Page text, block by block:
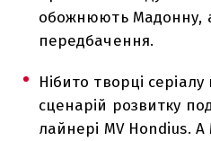
обожнюють Мадонну,
передбачення.
Нібито творці
сценарій розвитку
лайнері MV Hondius.